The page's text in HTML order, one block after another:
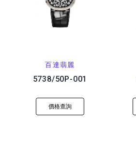
百達翡麗
5738/50P-001
價格查詢